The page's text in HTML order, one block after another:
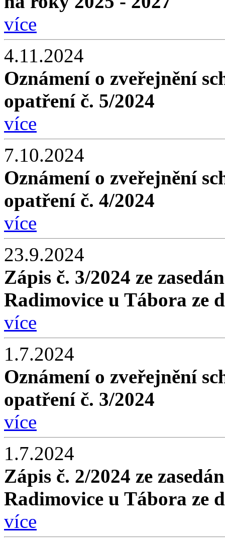
více
4.11.2024
Oznámení o zveřejnění
opatření č. 5/2024
více
7.10.2024
Oznámení o zveřejnění
opatření č. 4/2024
více
23.9.2024
Zápis č. 3/2024 ze
Radimovice u Tábora ze
více
1.7.2024
Oznámení o zveřejnění
opatření č. 3/2024
více
1.7.2024
Zápis č. 2/2024 ze
Radimovice u Tábora ze
více